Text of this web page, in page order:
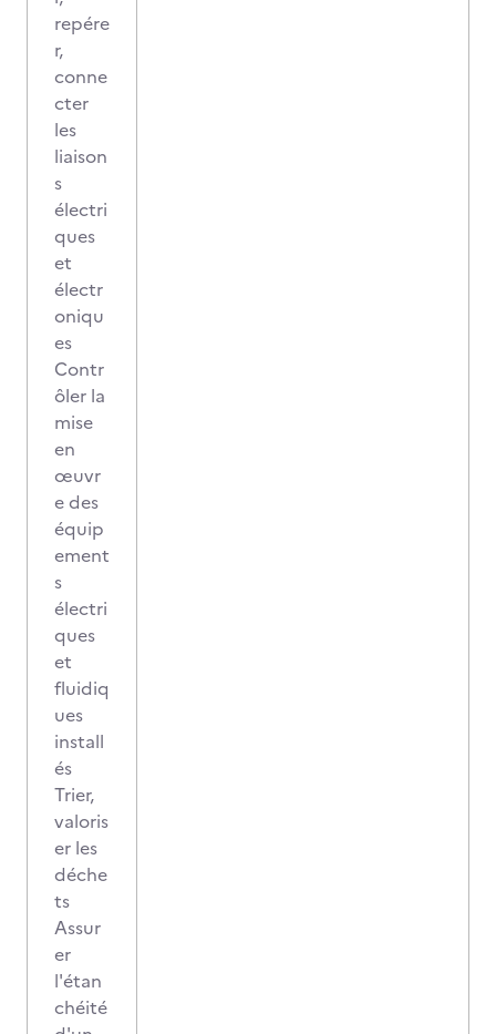
repére
r,
conne
cter
les
liaison
s
électri
ques
et
électr
oniqu
es
Contr
ôler la
mise
en
œuvr
e des
équip
ement
s
électri
ques
et
fluidiq
ues
install
és
Trier,
valoris
er les
déche
ts
Assur
er
l'étan
chéité